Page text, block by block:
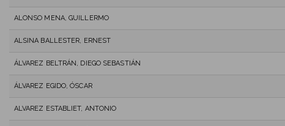
ALONSO MENA, GUILLERMO
ALSINA BALLESTER, ERNEST
ÁLVAREZ BELTRÁN, DIEGO SEBASTIÁN
ÁLVAREZ EGIDO, ÓSCAR
ALVAREZ ESTABLIET, ANTONIO